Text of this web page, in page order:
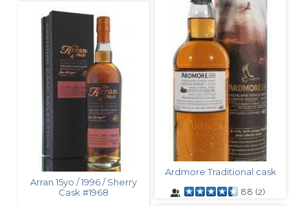
Ardmore Traditional cask
88 (2)
Arran 15yo / 1996 / Sherry
Cask #1968